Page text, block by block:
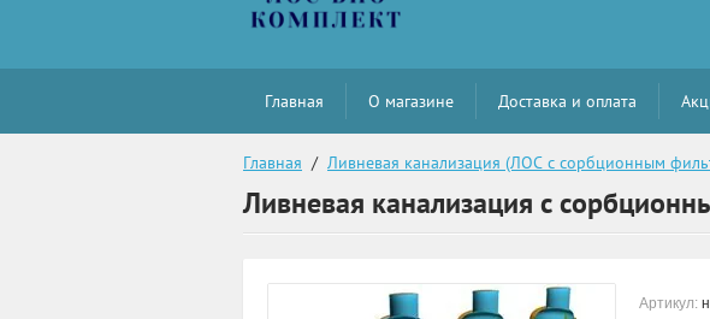
Главная О магазине Доставка и оплата
Главная
  /
Ливневая канализация (ЛОС с сорбционным
Ливневая канализация с
Артикул: